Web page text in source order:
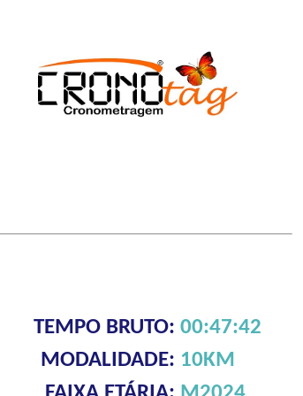
TEMPO BRUTO: 00:47:42
MODALIDADE: 10KM